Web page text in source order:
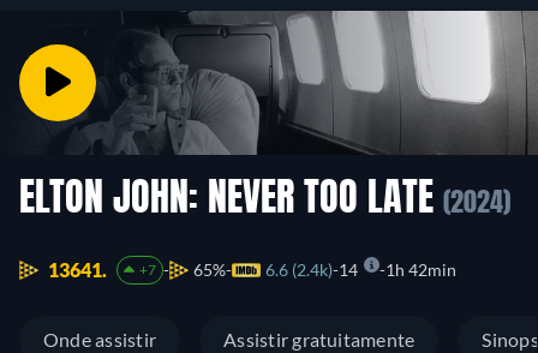
ELTON JOHN: NEVER TOO LATE (2024)
13641. +7 65% 6.6 (2.4k) 14 1h 42min
Onde assistir Assistir gratuitamente